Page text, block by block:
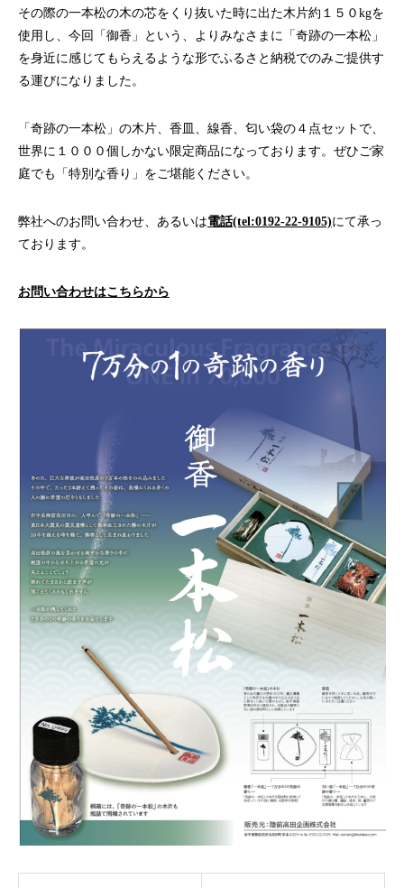
その際の一本松の木の芯をくり抜いた時に出た木片約１５０kgを
使用し、今回「御香」という、よりみなさまに「奇跡の一本松」
を身近に感じてもらえるような形でふるさと納税でのみご提供す
る運びになりました。
「奇跡の一本松」の木片、香皿、線香、匂い袋の４点セットで、
世界に１０００個しかない限定商品になっております。ぜひご家
庭でも「特別な香り」をご堪能ください。
弊社へのお問い合わせ、あるいは電話(tel:0192-22-9105)にて承っ
ております。
お問い合わせはこちらから